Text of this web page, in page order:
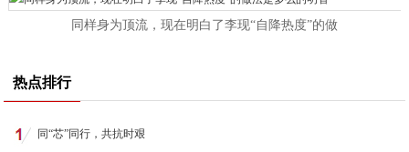
同样身为顶流，现在明白了李现“自降热度”的做
热点排行
同“芯”同行，共抗时艰